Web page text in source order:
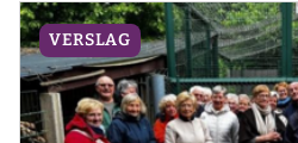
VERSLAG